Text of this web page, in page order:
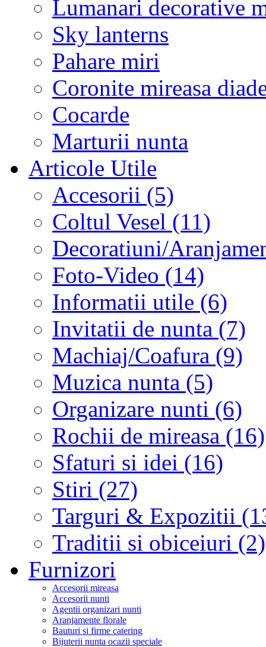
Lumanari decorative
Sky lanterns
Pahare miri
Coronite mireasa
Cocarde
Marturii nunta
Articole Utile
Accesorii (5)
Coltul Vesel (11)
Decoratiuni/
Foto-Video (14)
Informatii utile (6)
Invitatii de nunta (7)
Machiaj/Coafura (9)
Muzica nunta (5)
Organizare nunti (6)
Rochii de mireasa (16)
Sfaturi si idei (16)
Stiri (27)
Targuri & Expozitii
Traditii si obiceiuri (2)
Furnizori
Accesorii mireasa
Accesorii nunti
Agentii organizari nunti
Aranjamente florale
Bauturi si firme catering
Bijuterii nunta ocazii speciale